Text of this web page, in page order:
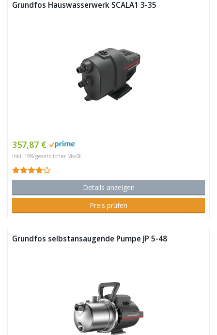
Grundfos Hauswasserwerk SCALA1 3-35
357,87 €
inkl. 19% gesetzlicher MwSt.
Details anzeigen
Preis prüfen
Grundfos selbstansaugende Pumpe JP 5-48